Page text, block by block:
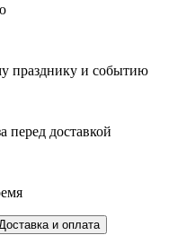
празднику и событию
перед доставкой
и оплата